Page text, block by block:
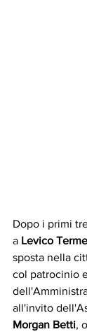
Dopo i primi
a Levico Terme
sposta nella
col patrocinio
all'invito
Morgan Betti,